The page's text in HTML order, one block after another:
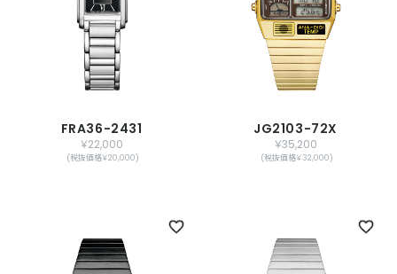
FRA36-2431
￥22,000
(税抜価格￥20,000)
JG2103-72X
￥35,200
(税抜価格￥32,000)